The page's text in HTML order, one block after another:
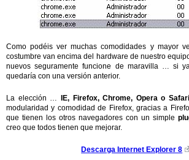
Como podéis ver muchas comodidades y mayor
costumbre van encima del hardware de nuestro
nuevos seguramente funcione de maravilla … si
quedaría con una versión anterior.
La elección … IE, Firefox, Chrome, Opera o Safari
modularidad y comodidad de Firefox, gracias a
que tienen los otros navegadores con un simple
creo que todos tienen que mejorar.
Descarga Internet Explorer 8